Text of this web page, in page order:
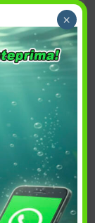
PREFERITI
Area Game
Ester
×